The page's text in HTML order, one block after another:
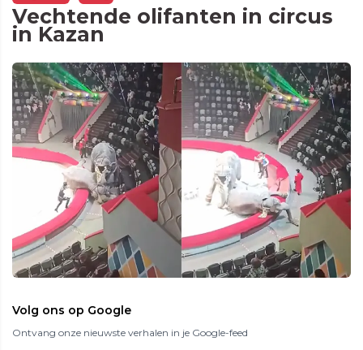
Vechtende olifanten in circus
in Kazan
Volg ons op Google
Ontvang onze nieuwste verhalen in je Google-feed